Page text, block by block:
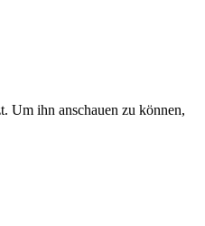
Um ihn anschauen zu können,